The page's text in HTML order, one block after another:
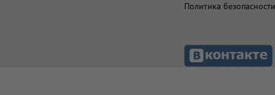
Политика безопасности